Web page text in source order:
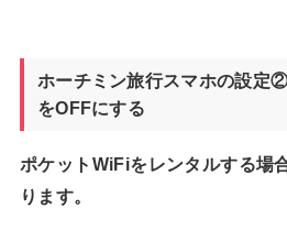
ホーチミン旅行スマホの設定
をOFFにする
ポケットWiFiをレンタルする場
ります。